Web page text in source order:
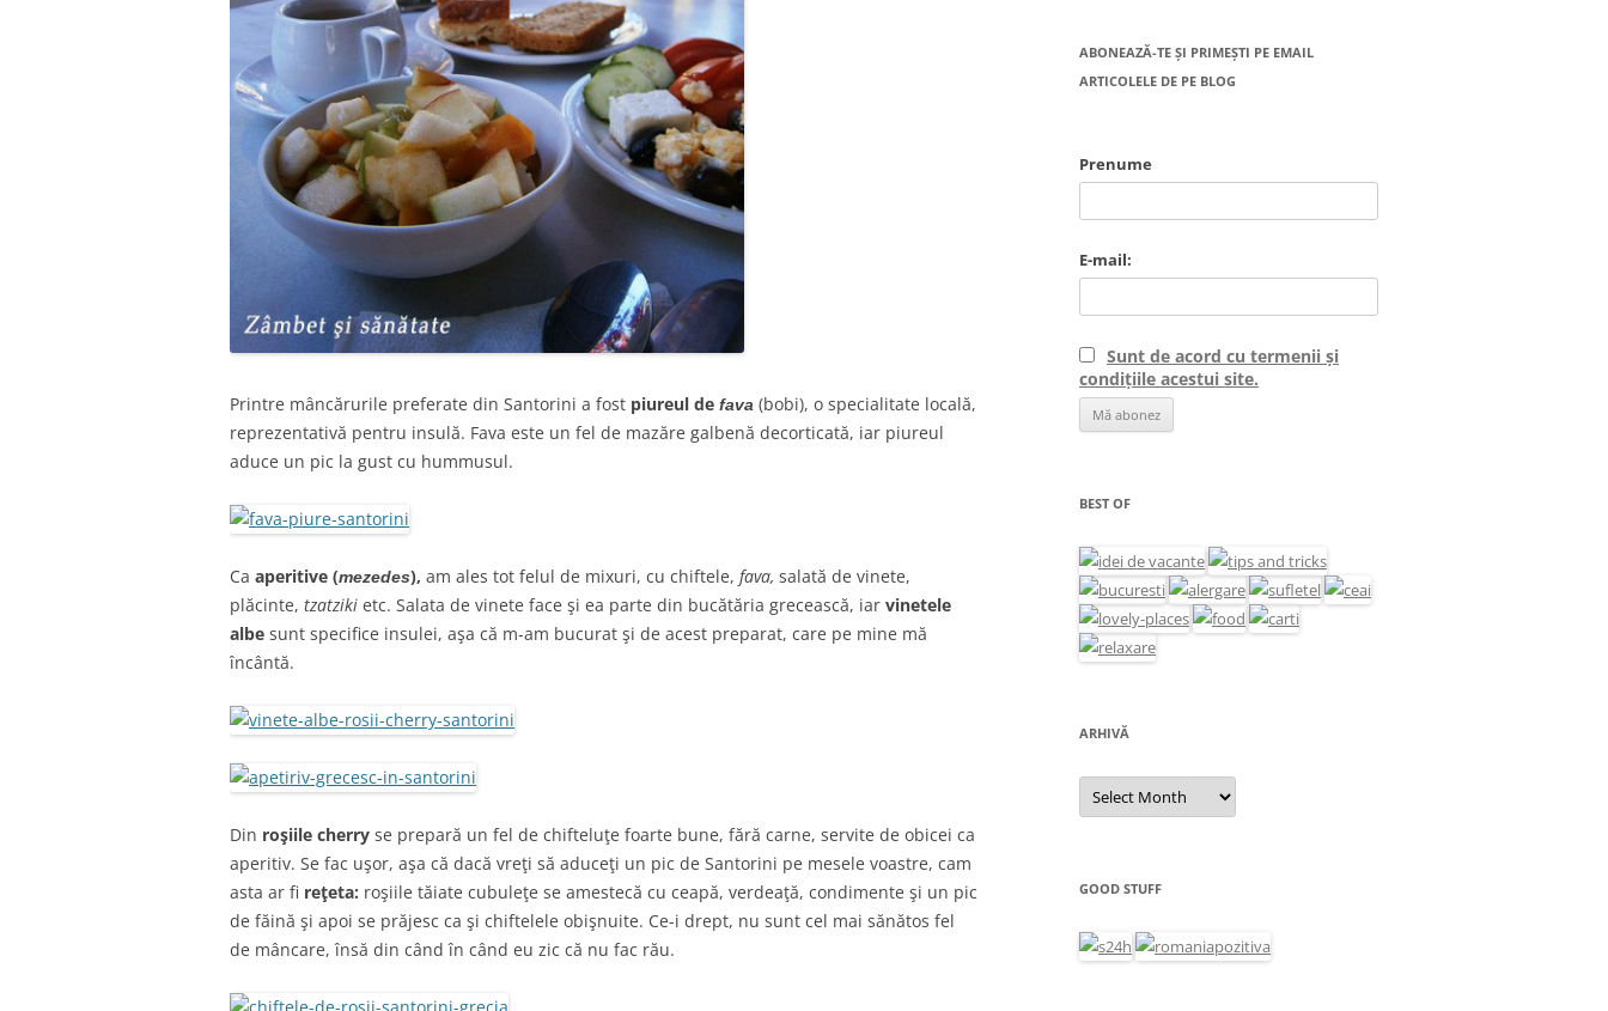
Printre mâncărurile preferate din Santorini a fost piureul de fava (bobi), o specialitate locală,
reprezentativă pentru insulă. Fava este un fel de mazăre galbenă decorticată, iar piureul
aduce un pic la gust cu hummusul.
Ca aperitive (mezedes), am ales tot felul de mixuri, cu chiftele, fava, salată de vinete,
plăcinte, tzatziki etc. Salata de vinete face şi ea parte din bucătăria grecească, iar vinetele
albe sunt specifice insulei, aşa că m-am bucurat şi de acest preparat, care pe mine mă
încântă.
Din roşiile cherry se prepară un fel de chifteluţe foarte bune, fără carne, servite de obicei ca
aperitiv. Se fac uşor, aşa că dacă vreţi să aduceţi un pic de Santorini pe mesele voastre, cam
asta ar fi reţeta: roşiile tăiate cubuleţe se amestecă cu ceapă, verdeaţă, condimente şi un pic
de făină şi apoi se prăjesc ca şi chiftelele obişnuite. Ce-i drept, nu sunt cel mai sănătos fel
de mâncare, însă din când în când eu zic că nu fac rău.
ABONEAZĂ-TE ȘI PRIMEȘTI PE EMAIL
ARTICOLELE DE PE BLOG
Prenume
E-mail:
Sunt de acord cu termenii și
condițiile acestui site.
BEST OF
ARHIVĂ
Arhivă
GOOD STUFF